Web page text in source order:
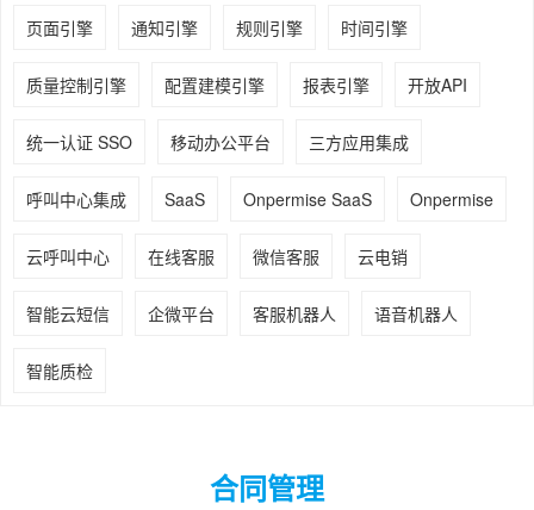
页面引擎 通知引擎 规则引擎 时间引擎
质量控制引擎 配置建模引擎 报表引擎 开放API
统一认证 SSO 移动办公平台 三方应用集成
呼叫中心集成 SaaS Onpermise SaaS Onpermise
云呼叫中心 在线客服 微信客服 云电销
智能云短信 企微平台 客服机器人 语音机器人
智能质检
合同管理